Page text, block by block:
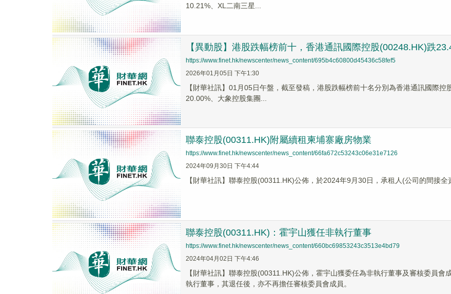
10.21%、XL二南三星...
【異動股】港股跌幅榜前十，香港通訊國際控股(00248.HK)跌
https://www.finet.hk/newscenter/news_content/695b4c60800d45436c58fef5
2026年01月05日 下午1:30
【財華社訊】01月05日午盤，截至發稿，港股跌幅榜前十名分別為香港通訊國際
20.00%、大象控股集團...
聯泰控股(00311.HK)附屬續租柬埔寨廠房物業
https://www.finet.hk/newscenter/news_content/66fa672c53243c06e31e7126
2024年09月30日 下午4:44
【財華社訊】聯泰控股(00311.HK)公佈，於2024年9月30日，承租人(公司的間接
聯泰控股(00311.HK)：霍宇山獲任非執行董事
https://www.finet.hk/newscenter/news_content/660bc69853243c3513e4bd79
2024年04月02日 下午4:46
【財華社訊】聯泰控股(00311.HK)公佈，霍宇山獲委任為非執行董事及審核委員
執行董事，其退任後，亦不再擔任審核委員會成員。